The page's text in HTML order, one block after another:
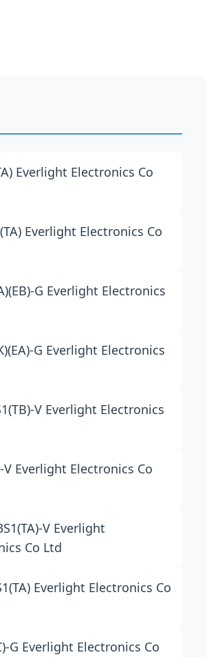
Everlight Electronics Co
Everlight Electronics Co
G Everlight Electronics
G Everlight Electronics
V Everlight Electronics
V Everlight Electronics Co
V Everlight
Co Ltd
Everlight Electronics Co
G Everlight Electronics Co